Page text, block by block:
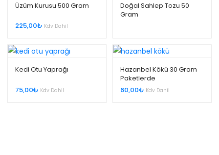
Üzüm Kurusu 500 Gram
225,00₺ Kdv Dahil
Doğal Sahlep Tozu 50
Gram
Kedi Otu Yaprağı
75,00₺ Kdv Dahil
Hazanbel Kökü 30 Gram
Paketlerde
60,00₺ Kdv Dahil